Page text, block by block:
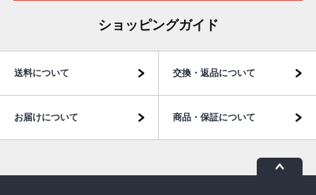
ショッピングガイド
送料について 交換・返品について
お届けについて 商品・保証について